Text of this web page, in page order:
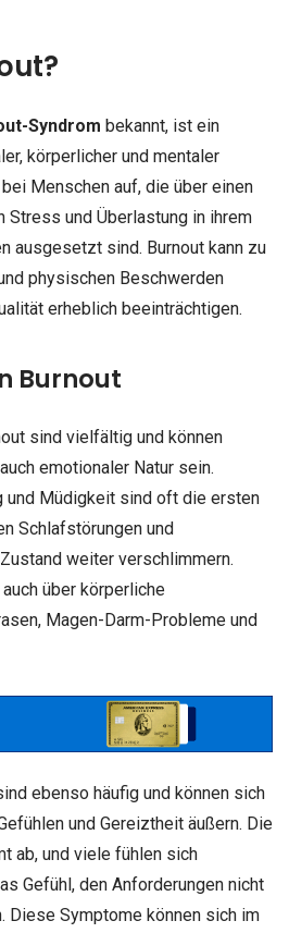
Syndrom bekannt, ist ein
körperlicher und mentaler
Menschen auf, die über einen
Stress und Überlastung in ihrem
ausgesetzt sind. Burnout kann zu
physischen Beschwerden
erheblich beeinträchtigen.
Burnout
sind vielfältig und können
emotionaler Natur sein.
und Müdigkeit sind oft die ersten
Schlafstörungen und
weiter verschlimmern.
über körperliche
Magen-Darm-Probleme und
ebenso häufig und können sich
und Gereiztheit äußern. Die
ab, und viele fühlen sich
Gefühl, den Anforderungen nicht
Diese Symptome können sich im